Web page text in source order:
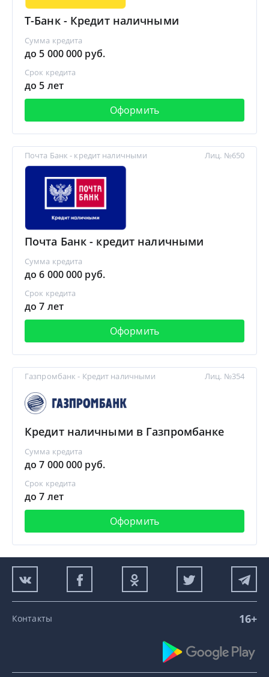
Т-Банк - Кредит наличными
Сумма кредита
до 5 000 000 руб.
Срок кредита
до 5 лет
Оформить
Почта Банк - кредит наличными
Почта Банк - кредит наличными
Сумма кредита
до 6 000 000 руб.
Срок кредита
до 7 лет
Оформить
Лиц. №650
Газпромбанк - Кредит наличными
Кредит наличными в Газпромбанке
Сумма кредита
до 7 000 000 руб.
Срок кредита
до 7 лет
Оформить
Лиц. №354
Контакты 16+